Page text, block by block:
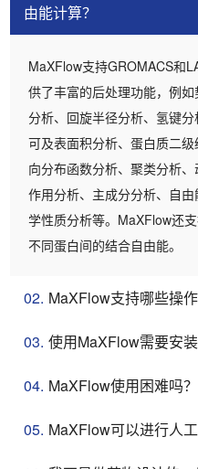
由能计算？
MaXFlow支持GROMACS和
供了丰富的后处理功能，例
分析、回旋半径分析、氢键
可及表面积分析、蛋白质二
向分布函数分析、聚类分析
作用分析、主成分分析、自
学性质分析等。MaXFlow还
不同蛋白间的结合自由能。
02. MaXFlow支持哪些操作
03. 使用MaXFlow需要安装
04. MaXFlow使用困难吗？
05. MaXFlow可以进行人